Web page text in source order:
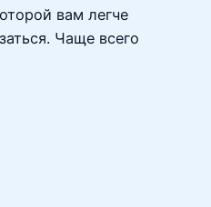
вам легче
Чаще всего